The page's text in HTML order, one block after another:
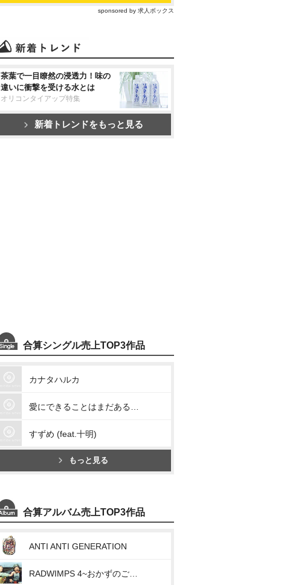
sponsored by 求人ボックス
茶葉で一目瞭然の浸透力！味の
違いに衝撃を受ける水とは
オリコンタイアップ特集
新着トレンドをもっと見る
合算シングル売上TOP3作品
カナタハルカ
すずめ (feat.十明)
もっと見る
合算アルバム売上TOP3作品
ANTI ANTI GENERATION